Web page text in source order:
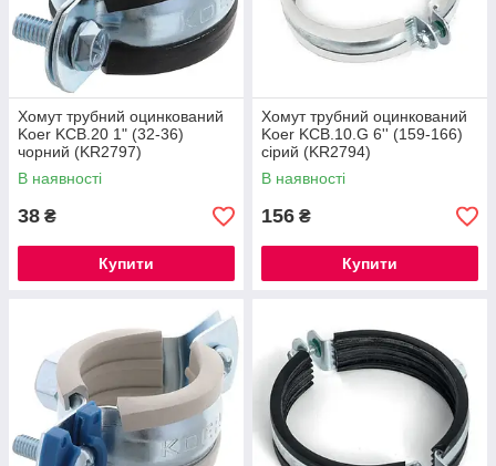
Хомут трубний оцинкований
Koer KCB.20 1" (32-36)
чорний (KR2797)
В наявності
38 ₴
Купити
Хомут трубний оцинкований
Koer KCB.10.G 6'' (159-166)
сірий (KR2794)
В наявності
156 ₴
Купити